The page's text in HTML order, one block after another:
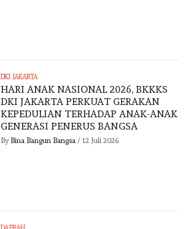
DKI JAKARTA
HARI ANAK NASIONAL 2026, BKKKS
DKI JAKARTA PERKUAT GERAKAN
KEPEDULIAN TERHADAP ANAK-ANAK
GENERASI PENERUS BANGSA
By Bina Bangun Bangsa/ 12 Juli 2026